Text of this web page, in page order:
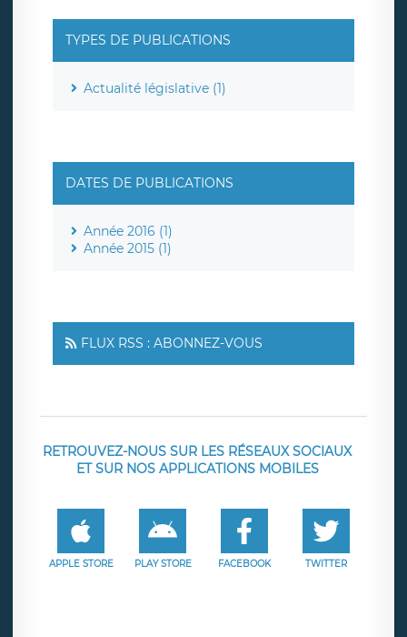
TYPES DE PUBLICATIONS
Actualité législative (1)
DATES DE PUBLICATIONS
Année 2016 (1)
Année 2015 (1)
FLUX RSS : ABONNEZ-VOUS
RETROUVEZ-NOUS SUR LES RÉSEAUX SOCIAUX
ET SUR NOS APPLICATIONS MOBILES
APPLE STORE PLAY STORE FACEBOOK TWITTER